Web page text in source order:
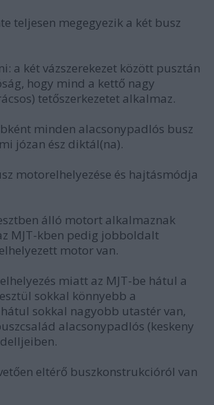
teljesen megegyezik a két busz
a két vázszerekezet között pusztán
hogy mind a kettő nagy
tetőszerkezetet alkalmaz.
minden alacsonypadlós busz
józan ész diktál(na).
motorelhelyezése és hajtásmódja
álló motort alkalmaznak
MJT-kben pedig jobboldalt
motor van.
miatt az MJT-be hátul a
sokkal könnyebb a
sokkal nagyobb utastér van,
alacsonypadlós (keskeny
eltérő buszkonstrukcióról van